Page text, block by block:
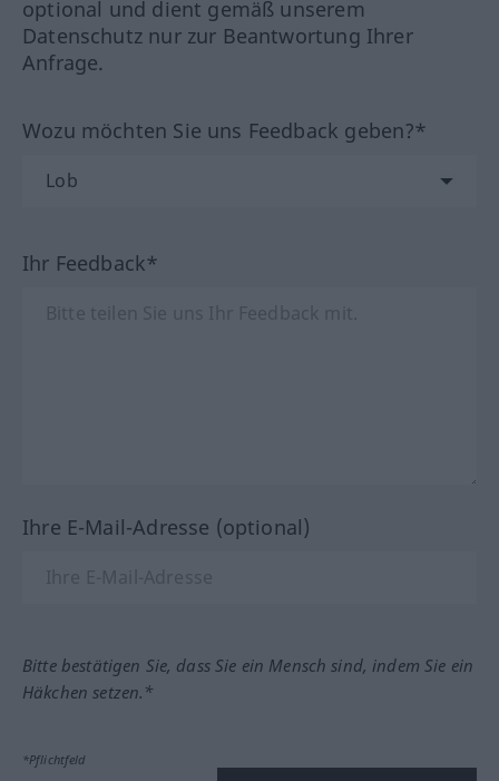
optional und dient gemäß unserem
Datenschutz nur zur Beantwortung Ihrer
Anfrage.
Wozu möchten Sie uns Feedback geben?*
Ihr Feedback*
Ihre E-Mail-Adresse (optional)
Bitte bestätigen Sie, dass Sie ein Mensch sind, indem Sie ein
Häkchen setzen.*
*Pflichtfeld